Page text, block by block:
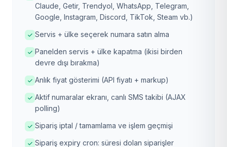
Claude, Getir, Trendyol, WhatsApp, Telegram,
Google, Instagram, Discord, TikTok, Steam vb.)
Servis + ülke seçerek numara satın alma
Panelden servis + ülke kapatma (ikisi birden
devre dışı bırakma)
Anlık fiyat gösterimi (API fiyatı + markup)
Aktif numaralar ekranı, canlı SMS takibi (AJAX
polling)
Sipariş iptal / tamamlama ve işlem geçmişi
Sipariş expiry cron: süresi dolan siparişler